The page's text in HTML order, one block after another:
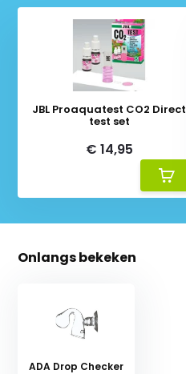
JBL Proaquatest CO2 Direct
test set
€ 14,95
Onlangs bekeken
ADA Drop Checker